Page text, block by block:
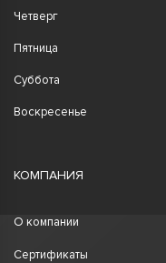
Четверг
Пятница
Суббота
Воскресенье
КОМПАНИЯ
О компании
Сертификаты